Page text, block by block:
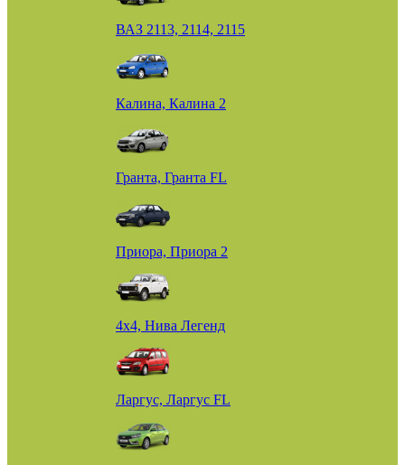
ВАЗ 2113, 2114, 2115
Калина, Калина 2
Гранта, Гранта FL
Приора, Приора 2
4х4, Нива Легенд
Ларгус, Ларгус FL